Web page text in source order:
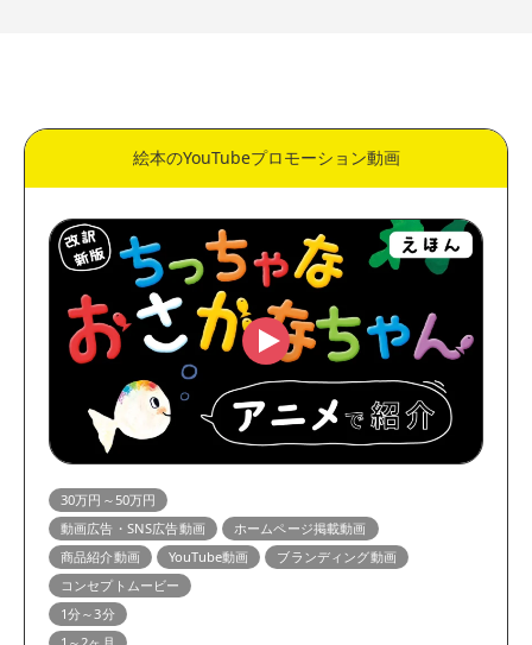
表現方法
アニメーション動画
用途
縦型動画・ショート動画
動画広告・SNS広告動画
展示会・サイネージ動画
営業資料動画
教育・研修動画
リクルート・採用動画
マニュアル・HowTo動画
ホームページ掲載動画
サービス紹介動画
商品紹介動画
YouTube動画
ブランディング動画
絵本のYouTubeプロモーション動画
30万円～50万円
動画広告・SNS広告動画
ホームページ掲載動画
商品紹介動画
YouTube動画
ブランディング動画
コンセプトムービー
1分～3分